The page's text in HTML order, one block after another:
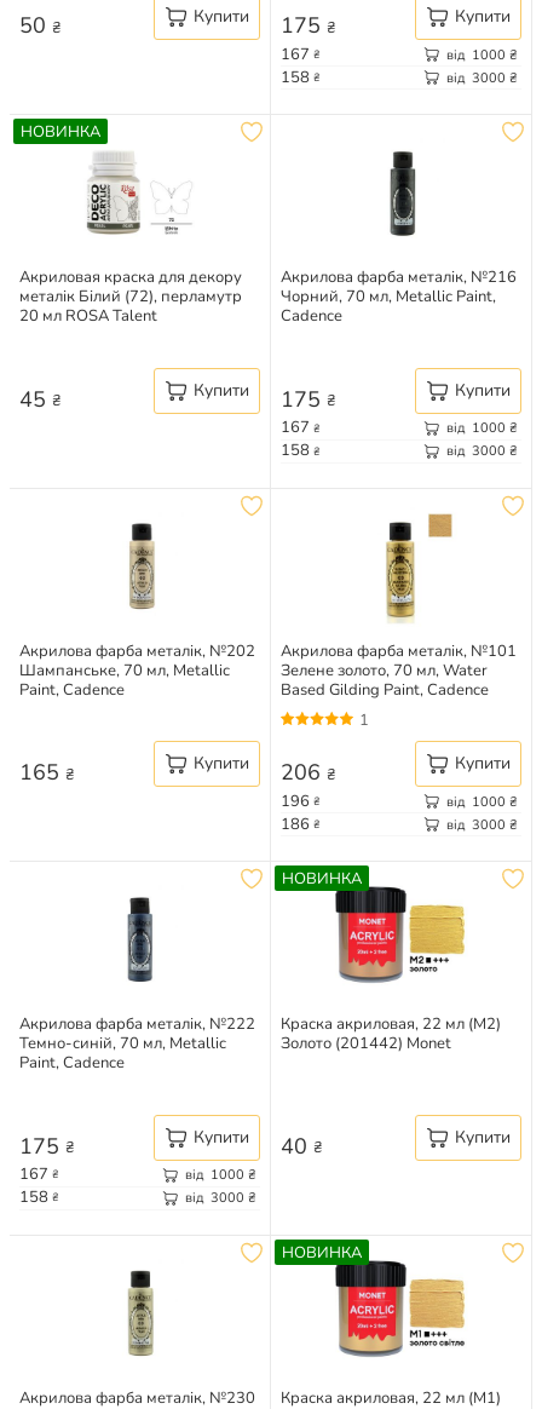
50 ₴ Купити 175 ₴ Купити
167 ₴ від 1000 ₴
158 ₴ від 3000 ₴
НОВИНКА
Акриловая краска для декору
металік Білий (72), перламутр
20 мл ROSA Talent
45 ₴ Купити
Акрилова фарба металік, №216
Чорний, 70 мл, Metallic Paint,
Cadence
175 ₴ Купити
167 ₴ від 1000 ₴
158 ₴ від 3000 ₴
Акрилова фарба металік, №202
Шампанське, 70 мл, Metallic
Paint, Cadence
165 ₴ Купити
Акрилова фарба металік, №101
Зелене золото, 70 мл, Water
Based Gilding Paint, Cadence
1
206 ₴ Купити
196 ₴ від 1000 ₴
186 ₴ від 3000 ₴
Акрилова фарба металік, №222
Темно-синій, 70 мл, Metallic
Paint, Cadence
175 ₴ Купити
167 ₴ від 1000 ₴
158 ₴ від 3000 ₴
НОВИНКА
Краска акриловая, 22 мл (M2)
Золото (201442) Monet
40 ₴ Купити
Акрилова фарба металік, №230
НОВИНКА
Краска акриловая, 22 мл (M1)